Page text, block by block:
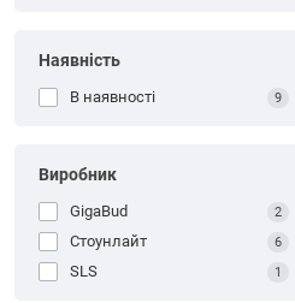
Наявність
В наявності 9
Виробник
GigaBud 2
Стоунлайт 6
SLS 1